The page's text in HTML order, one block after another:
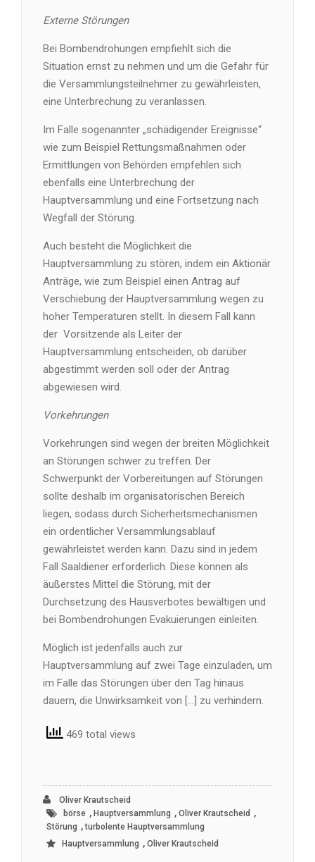
Externe Störungen
Bei Bombendrohungen empfiehlt sich die
Situation ernst zu nehmen und um die Gefahr für
die Versammlungsteilnehmer zu gewährleisten,
eine Unterbrechung zu veranlassen.
Im Falle sogenannter „schädigender Ereignisse“
wie zum Beispiel Rettungsmaßnahmen oder
Ermittlungen von Behörden empfehlen sich
ebenfalls eine Unterbrechung der
Hauptversammlung und eine Fortsetzung nach
Wegfall der Störung.
Auch besteht die Möglichkeit die
Hauptversammlung zu stören, indem ein Aktionär
Anträge, wie zum Beispiel einen Antrag auf
Verschiebung der Hauptversammlung wegen zu
hoher Temperaturen stellt. In diesem Fall kann
der Vorsitzende als Leiter der
Hauptversammlung entscheiden, ob darüber
abgestimmt werden soll oder der Antrag
abgewiesen wird.
Vorkehrungen
Vorkehrungen sind wegen der breiten Möglichkeit
an Störungen schwer zu treffen. Der
Schwerpunkt der Vorbereitungen auf Störungen
sollte deshalb im organisatorischen Bereich
liegen, sodass durch Sicherheitsmechanismen
ein ordentlicher Versammlungsablauf
gewährleistet werden kann. Dazu sind in jedem
Fall Saaldiener erforderlich. Diese können als
äußerstes Mittel die Störung, mit der
Durchsetzung des Hausverbotes bewältigen und
bei Bombendrohungen Evakuierungen einleiten.
Möglich ist jedenfalls auch zur
Hauptversammlung auf zwei Tage einzuladen, um
im Falle das Störungen über den Tag hinaus
dauern, die Unwirksamkeit von […] zu verhindern.
469 total views
Oliver Krautscheid
börse , Hauptversammlung , Oliver Krautscheid ,
Störung ,turbolente Hauptversammlung
Hauptversammlung , Oliver Krautscheid